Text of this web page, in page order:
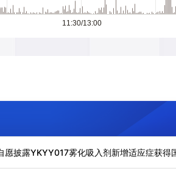
11:30/13:00
愿披露YKYY017雾化吸入剂新增适应症获得